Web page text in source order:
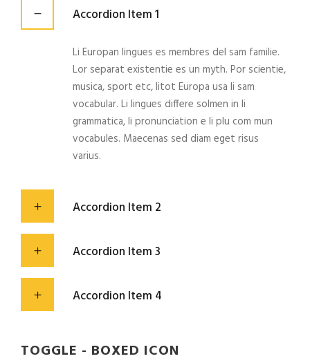
Accordion Item 1
Li Europan lingues es membres del sam familie.
Lor separat existentie es un myth. Por scientie,
musica, sport etc, litot Europa usa li sam
vocabular. Li lingues differe solmen in li
grammatica, li pronunciation e li plu com mun
vocabules. Maecenas sed diam eget risus
varius.
Accordion Item 2
Accordion Item 3
Accordion Item 4
TOGGLE - BOXED ICON